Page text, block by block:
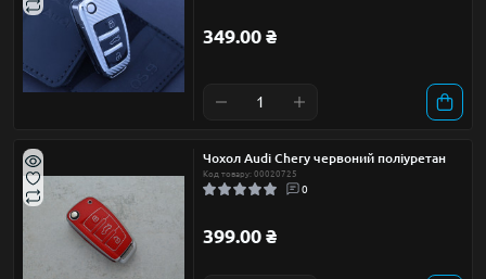
349.00 ₴
Чохол Audi Chery червоний поліуретан
Код товару: 00020725
0
399.00 ₴